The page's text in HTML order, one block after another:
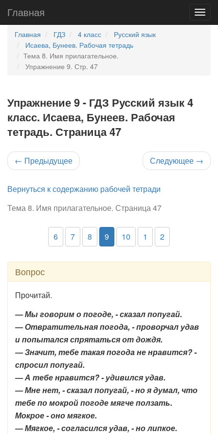
Главная
Главная ГДЗ 4 класс
Русский язык
Исаева, Бунеев. Рабочая тетрадь
Тема 8. Имя прилагательное.
Упражнение 9. Стр. 47
Упражнение 9 - ГДЗ Русский язык 4
класс. Исаева, Бунеев. Рабочая
тетрадь. Страница 47
← Предыдущее Следующее →
Вернуться к содержанию рабочей тетради
Тема 8. Имя прилагательное. Страница 47
6 7 8 9 10 1 2
Вопрос
Прочитай.
— Мы говорим о погоде, - сказал попугай.
— Отвратительная погода, - проворчал удав
и попытался спрятаться от дождя.
— Значит, тебе такая погода не нравится? -
спросил попугай.
— А тебе нравится? - удивился удав.
— Мне нет, - сказал попугай, - но я думал, что
тебе по мокрой погоде мягче ползать.
Мокрое - оно мягкое.
— Мягкое, - согласился удав, - но липкое.